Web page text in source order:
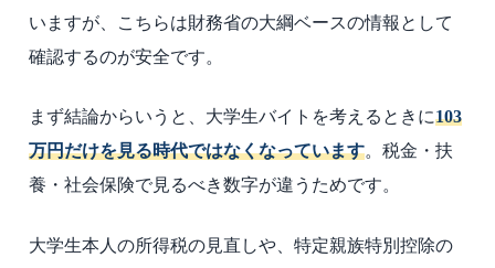
いますが、こちらは財務省の大綱ベースの情報として
確認するのが安全です。
まず結論からいうと、大学生バイトを考えるときに103
万円だけを見る時代ではなくなっています。税金・扶
養・社会保険で見るべき数字が違うためです。
大学生本人の所得税の見直しや、特定親族特別控除の